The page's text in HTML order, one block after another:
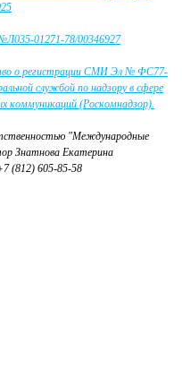
01271-78/00346927
о регистрации СМИ Эл № ФС77-
службой по надзору в сфере
коммуникаций (Роскомнадзор).
"Международные
Знатнова Екатерина
(812) 605-85-58